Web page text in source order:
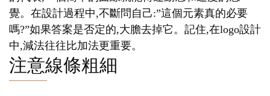
覺。在設計過程中,不斷問自己:”這個元素真的必要
嗎?”如果答案是否定的,大膽去掉它。記住,在logo設計
中,減法往往比加法更重要。
注意線條粗細